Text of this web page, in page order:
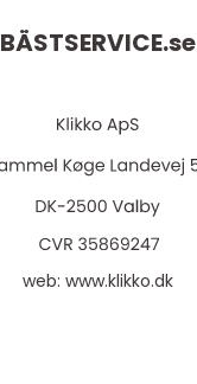
BÄSTSERVICE.se
web: www.klikko.dk